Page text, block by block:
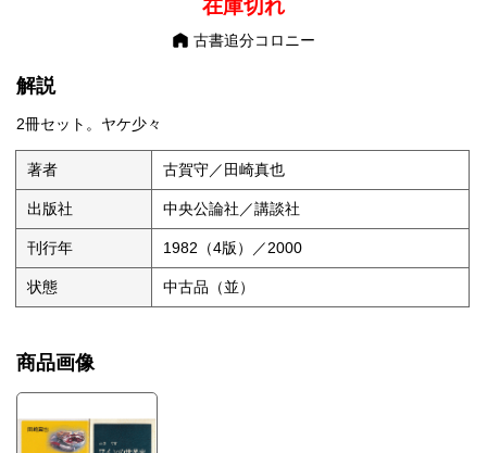
在庫切れ
古書追分コロニー
解説
2冊セット。ヤケ少々
著者 古賀守／田崎真也
出版社 中央公論社／講談社
刊行年 1982（4版）／2000
状態 中古品（並）
商品画像